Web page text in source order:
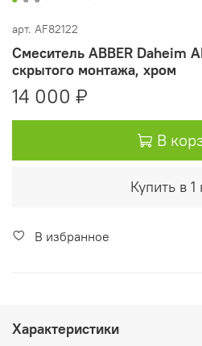
арт. AF82122
Смеситель ABBER Daheim
скрытого монтажа, хром
14 000 ₽
В
Купить в 1
В избранное
Характеристики